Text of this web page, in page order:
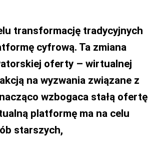
transformację tradycyjnych
cyfrową. Ta zmiana
oferty – wirtualnej
na wyzwania związane z
wzbogaca stałą ofertę
platformę ma na celu
starszych,